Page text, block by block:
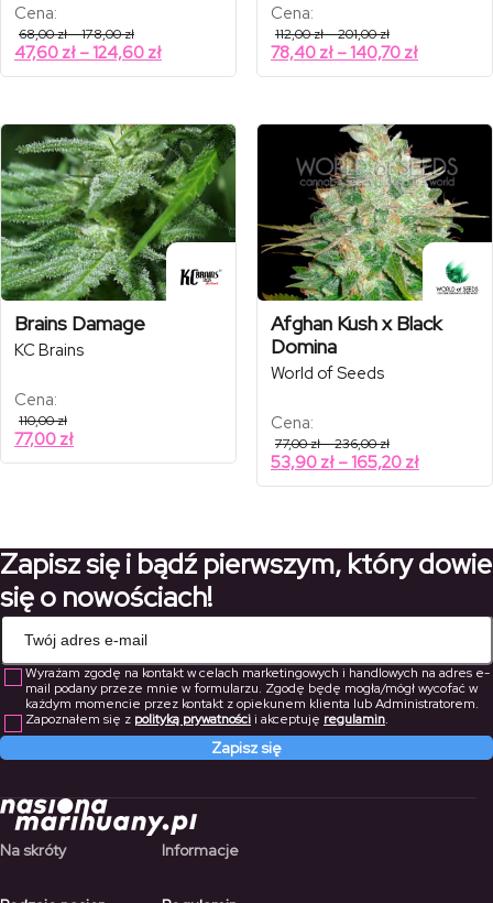
Cena:
68,00zł–178,00złZakres
cen:
od
68,00 zł
47,60 zł – 124,60 złZakres
cen:
do
124,60 zł
Cena:
112,00zł–201,00złZakres
cen:
od
112,00 zł
78,40 zł – 140,70 złZakres
cen:
do
Brains Damage
KC Brains
Cena:
110,00zł
77,00 zł
Afghan Kush x Black
Domina
World of Seeds
Cena:
77,00zł–236,00złZakres
cen:
od
77,00 zł
53,90 zł – 165,20 złZakres
cen:
165,20 zł
Zapisz się i bądź pierwszym, który dowie
się o nowościach!
Wyrażam zgodę na kontakt w celach marketingowych i handlowych na adres e-
mail podany przeze mnie w formularzu. Zgodę będę mogła/mógł wycofać w
każdym momencie przez kontakt z opiekunem klienta lub Administratorem.
Zapoznałem się z polityką prywatnościi akceptuję regulamin.
Zapisz się
Na skróty Informacje